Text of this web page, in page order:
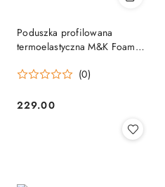
Poduszka profilowana
termoelastyczna M&K Foam
(0)
Cena:
229.00